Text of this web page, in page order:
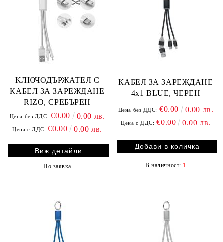
KЛЮЧОДЪРЖАТЕЛ С
КАБЕЛ ЗА ЗАРЕЖДАНЕ
RIZO, СРЕБЪРЕН
Цена без ДДС: €0.00 0.00 лв.
Цена с ДДС: €0.00 0.00 лв.
Виж детайли
По заявка
КАБЕЛ ЗА ЗАРЕЖДАНЕ
4x1 BLUE, ЧЕРЕН
Цена без ДДС: €0.00 0.00 лв.
Цена с ДДС: €0.00 0.00 лв.
В наличност: 1